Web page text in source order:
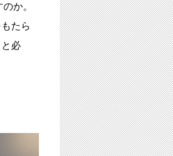
か。
たら
必